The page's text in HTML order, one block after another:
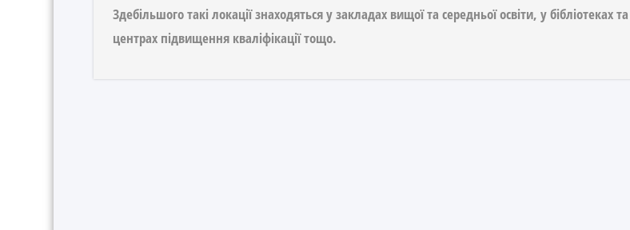
Здебільшого такі локації знаходяться у закладах вищої та середньої освіти, у бібліотеках та
центрах підвищення кваліфікації тощо.